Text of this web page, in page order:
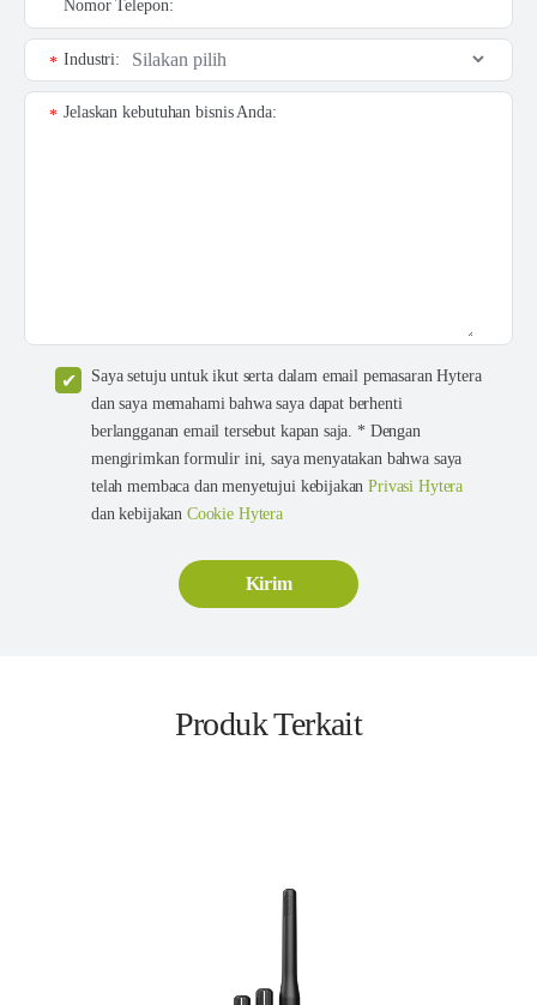
Nomor Telepon:
Industri:
*
Jelaskan kebutuhan bisnis Anda:
*
Saya setuju untuk ikut serta dalam email pemasaran Hytera
dan saya memahami bahwa saya dapat berhenti
berlangganan email tersebut kapan saja. * Dengan
mengirimkan formulir ini, saya menyatakan bahwa saya
telah membaca dan menyetujui kebijakanPrivasi Hytera
dan kebijakan Cookie Hytera
Produk Terkait